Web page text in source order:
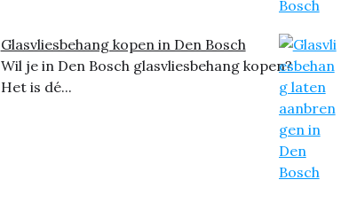
Glasvliesbehang kopen in Den Bosch
Wil je in Den Bosch glasvliesbehang kopen?
Het is dé...